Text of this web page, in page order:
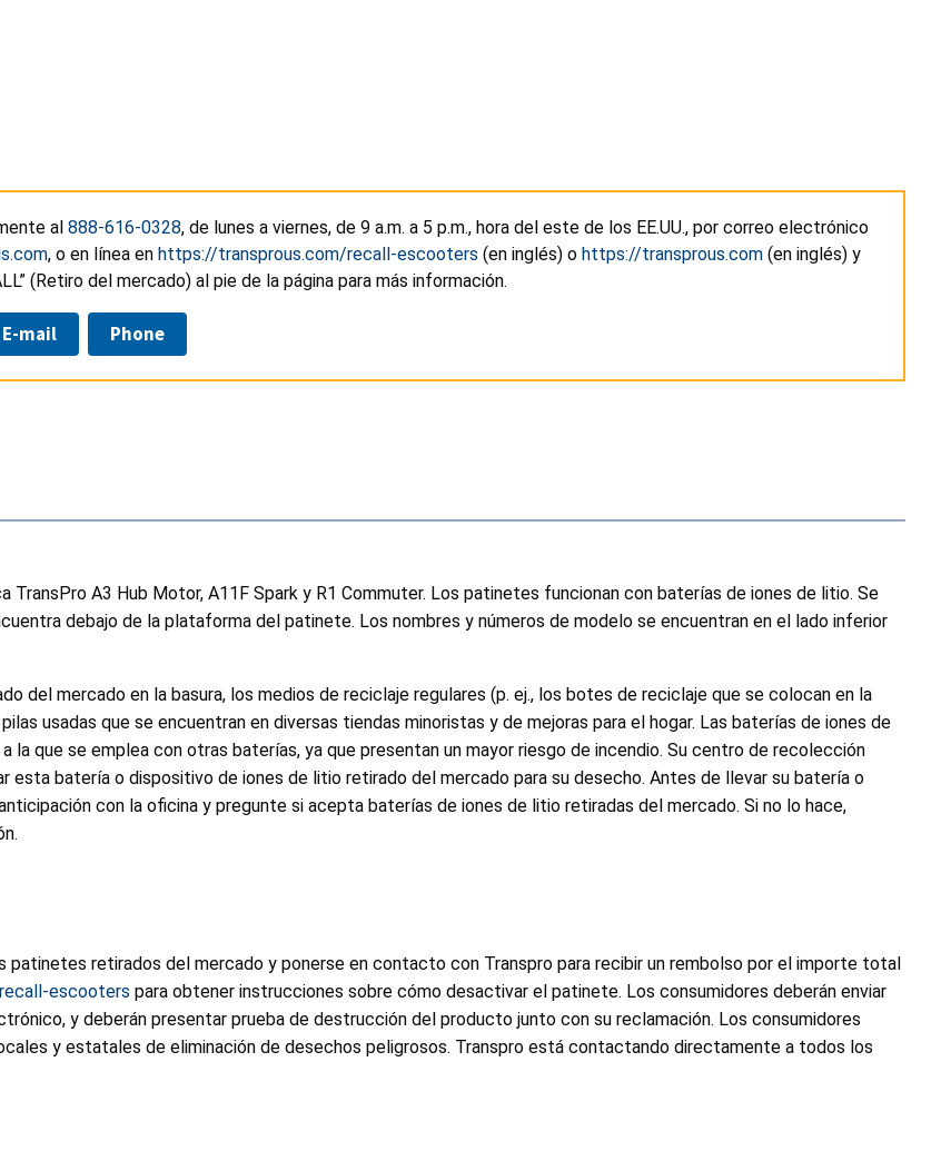
al 888-616-0328, de lunes a viernes, de 9 a.m. a 5 p.m., hora del este de los EE.UU., por correo electrónico
, o en línea en https://transprous.com/recall-escooters (en inglés) o https://transprous.com (en inglés) y
(Retiro del mercado) al pie de la página para más información.
E-mail Phone
A3 Hub Motor, A11F Spark y R1 Commuter. Los patinetes funcionan con baterías de iones de litio. Se
debajo de la plataforma del patinete. Los nombres y números de modelo se encuentran en el lado inferior
del mercado en la basura, los medios de reciclaje regulares (p. ej., los botes de reciclaje que se colocan en la
usadas que se encuentran en diversas tiendas minoristas y de mejoras para el hogar. Las baterías de iones de
que se emplea con otras baterías, ya que presentan un mayor riesgo de incendio. Su centro de recolección
esta batería o dispositivo de iones de litio retirado del mercado para su desecho. Antes de llevar su batería o
con la oficina y pregunte si acepta baterías de iones de litio retiradas del mercado. Si no lo hace,
patinetes retirados del mercado y ponerse en contacto con Transpro para recibir un rembolso por el importe total
escooters para obtener instrucciones sobre cómo desactivar el patinete. Los consumidores deberán enviar
y deberán presentar prueba de destrucción del producto junto con su reclamación. Los consumidores
y estatales de eliminación de desechos peligrosos. Transpro está contactando directamente a todos los